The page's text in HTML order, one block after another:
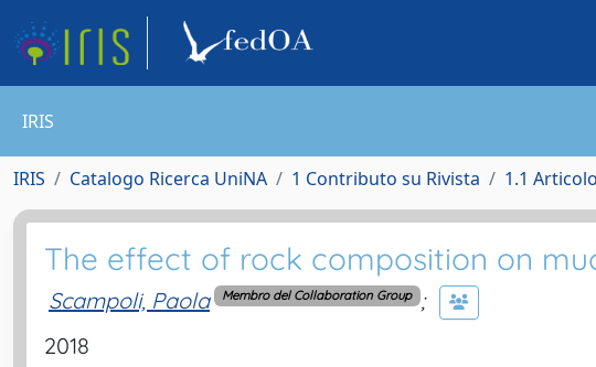
IRIS
IRIS Catalogo Ricerca UniNA 1 Contributo su Rivista 1.1
The effect of rock composition on
Scampoli, Paola Membro del Collaboration Group ;
2018